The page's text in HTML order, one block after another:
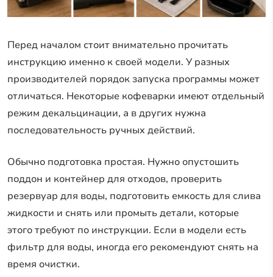
Перед началом стоит внимательно прочитать
инструкцию именно к своей модели. У разных
производителей порядок запуска программы может
отличаться. Некоторые кофеварки имеют отдельный
режим декальцинации, а в других нужна
последовательность ручных действий.
Обычно подготовка простая. Нужно опустошить
поддон и контейнер для отходов, проверить
резервуар для воды, подготовить емкость для слива
жидкости и снять или промыть детали, которые
этого требуют по инструкции. Если в модели есть
фильтр для воды, иногда его рекомендуют снять на
время очистки.